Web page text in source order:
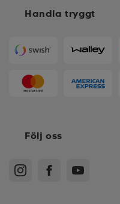
Handla tryggt
Följ oss